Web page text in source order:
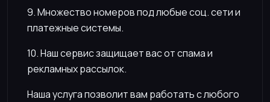
9. Множество номеров под любые соц. сети и
платежные системы.
10. Наш сервис защищает вас от спама и
рекламных рассылок.
Наша услуга позволит вам работать с любого